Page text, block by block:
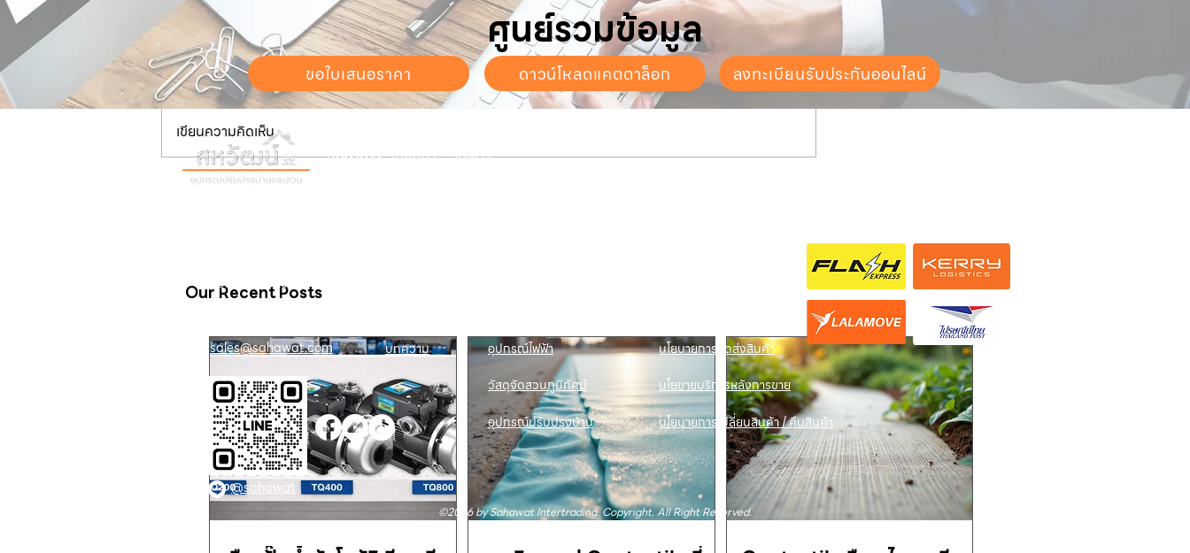
ความคิดเห็น
เขียนความคิดเห็น…
Our Recent Posts
ศูนย์รวมข้อมูล
ขอใบเสนอราคา ดาวน์โหลดแคตตาล็อก ลงทะเบียนรับประกันออนไลน์
วันทำการ:วันจันทร์ - วันเสาร์
นโยขายบริการหลังการขาย
บทความ อุปกรณ์ไฟฟ้า
วัสดุจัดสวนภูมิทัศน์
นโยบายการเปลี่ยนสินค้า / คืนสินค้า
นโยบายการจัดส่งสินค้า
กรุงเทพฯ 10260
sales@sahawat.com
@sahawat
อุปกรณ์ปรับปรุงบ้าน
©2026 by Sahawat Intertrading. Copyright. All Right Reserved.